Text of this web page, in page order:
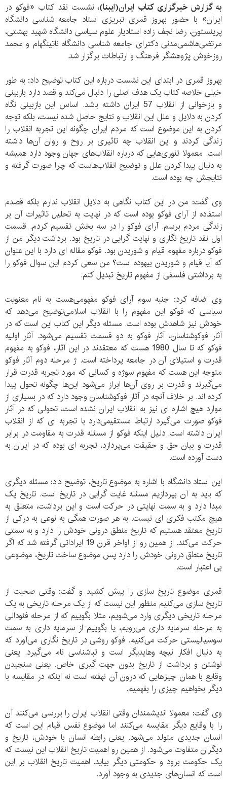
به گزارش خبرگزاری کتاب ایران(ایبنا)، نشست نقد کتاب «فوکو در
ایران» با حضور بهروز قمری تبریزی استاد جامعه شناسی دانشگاه
پرینستون، رضا نجف زاده استادیار علوم سیاسی دانشگاه شهید بهشتی،
مرتضی‌هاشمی‌مدنی دکترای جامعه شناسی دانشگاه ناتینگهام و محمد
روزخوش پژوهشگر فرهنگ و ارتباطات برگزار شد.
بهروز قمری در ابتدای این نشست درباره این کتاب توضیح داد: به طور
خیلی خلاصه کتاب یک هدف اصلی را دنبال می‌کند و قصد دارد بازبینی
و بازخوانی از انقلاب 57 ایران داشته باشد. اساس این بازبینی نگاه
کردن به دلایل و علل این انقلاب و نتایج حاصل شده نیست، بلکه توجه
کردن به این موضوع است که مردم ایران چگونه این تجربه انقلاب را
زندگی کردند و این انقلاب چه تاثیری بر روح و روان آن‌ها داشته
است. معمولا تئوری‌هایی که درباره انقلاب‌های جهان وجود دارد همیشه
به دنبال پیدا کردن علل و توضیح انقلاب‌هاست که چرا صورت گرفته و
نتایجش چه بوده است.
وی گفت: من در این کتاب نگاهی به دلایل انقلاب ندارم بلکه قصدم
استفاده از آرای فوکو بوده است که در نهایت به تحلیل تاثیرات آن بر
زندگی مردم برسم. آرای فوکو را در سه بخش تقسیم کردم. قسمت
اول نقد تاریخ نگاری و نهایت گرایی در تاریخ بود. برداشت دیگر من از
فوکو درباره مفهوم قیام و شوریدن بود. فوکو مقاله ای دارد با این عنوان
که آیا قیام و شوریدن بیهوده است؟ من سعی کردم این سوال فوکو را
به برداشتی فلسفی از مفهوم تاریخ تبدیل کنم.
وی اضافه کرد: جنبه سوم آرای فوکو مفهومی‌هست به نام معنویت
سیاسی که فوکو این مفهوم را با انقلاب اسلامی‌توضیح می‌دهد که
خودش نیز شاهدش بوده است. مسئله دیگر این کتاب این است که در
آثار فوکوشناسان، آثار فوکو به دو قسمت تقسیم می‌شود. آثار اولیه
فوکو که تا سال 1980 هست که معتقدند در این آثار، فوکو به مفهوم
قدرت و استیلای آن در جامعه پرداخته است. ژ مرحله دوم آثار فوکو
متوجه این هست که مفهوم سوژه و کسانی که مورد تجربه قدرت قرار
می‌گیرند و قدرت بر روی آن‌ها ابراز می‌شود این‌ها چگونه تحول پیدا
کرده اند. بر خلاف آنچه در آثار فوکوشناسان وجود دارد که در بسیاری از
موارد هیچ اشاره ای نیز به انقلاب ایران نشده است، تحولی که در آثار
فوکو صورت می‌گیرد ارتباط مستقیمی‌دارد با تجربه ای که از انقلاب
ایران داشته است. دلیل اینکه فوکو از مسئله قدرت به مقاومت در برابر
قدرت و بیان حق و حقیقت می‌پردازد، تجربه ای بوده که در ایران به
دست آورده است.
این استاد دانشگاه با اشاره به موضوع تاریخ، توضیح داد: مسئله دیگری
که باید به آن بپردازیم مسئله غایت گرایی در تاریخ است. تاریخ یک
مبدا دارد و به سمت نهایتی در حرکت است و این برداشت، متعلق به
هیچ مکتب فکری ای نیست. به هر صورت همگی به نوعی به درکی از
تاریخ معتقد هستیم که تاریخ منطق درونی خودش را دارد و به سمتی
حرکت می‌کند. از همین رو از اواخر قرن 19 ایراداتی گرفته شد که اگر
تاریخ منطق درونی خودش را دارد پس موضوع ساخت تاریخ، موضوعی
بی اعتبار است.
قمری موضوع تاریخ سازی را پیش کشید و گفت: وقتی صحبت از
تاریخ سازی می‌کنیم منظور این نیست که از یک مرحله تاریخی به یک
مرحله تاریخی دیگری وارد می‌شویم، مثلا بگوییم که از مرحله فئودالی
به مرحله سرمایه داری می‌رویم، یا بگوییم از سرمایه داری به سمت
سوسیالیستی حرکت می‌کنیم. فوکو روشی در تاریخ نگاری می‌آورد که
به دنبال افکار نیچه و‌هایدیگر است و تباشناسی نام می‌گیرد. یعنی
نوشتن و برداشت از تاریخ بدون جهت گیری خاص. یعنی سنجیدن
وقایع با همان چیزهایی که درون آن نهفته است نه اینکه در مقایسه با
دیگر بخواهیم چیزی را بفهمیم.
وی گفت: معمولا اندیشمندان وقتی انقلاب ایران را بررسی می‌کنند آن
را با وقایع دیگر مقایسه می‌کنند اما موضوع نفس قیام این است که
انسان جدیدی متولد می‌شود. یعنی رابطه انسان با خودش، تاریخ و
دیگران متفاوت می‌شود. از همین رو اهمیت تاریخ انقلاب این نیست که
یک حکومت برود و حکومتی دیگر بیاید. اهمیت تاریخ انقلاب بر این
است که انسان‌های جدیدی به وجود آورد.